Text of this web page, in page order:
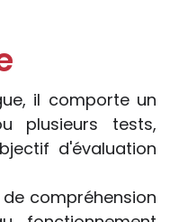
il comporte un
plusieurs tests,
d'évaluation
compréhension
le cas des
sont
de les